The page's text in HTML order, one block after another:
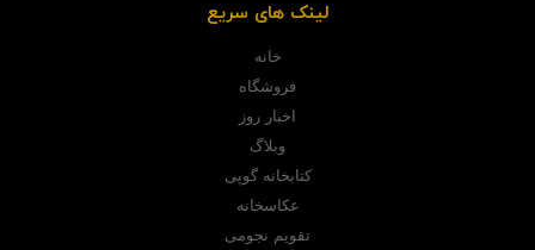
لینک های سریع
خانه
فروشگاه
اخبار روز
وبلاگ
کتابخانه گوپی
عکاسخانه
تقویم نجومی